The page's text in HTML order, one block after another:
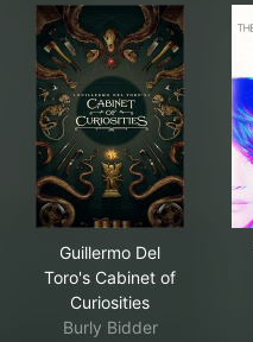
Guillermo Del
Toro's Cabinet of
Curiosities
Burly Bidder